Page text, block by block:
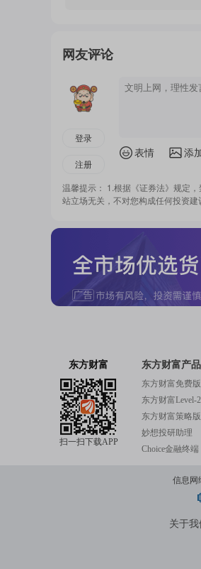
苹果小幅上涨0.35%，
近200美元/股的整数关口。
根据周三提交的监管文
亚马逊每次动用信贷额度
的基础上，上浮0.625至
网友评论
登录
注册
表情 添
温馨提示： 1.根据《证券法》规定
站立场无关，不对您构成任何投资
东方财富
扫一扫下载APP
东方财富产品
东方财富免费版
东方财富Level-2
东方财富策略版
妙想投研助理
Choice金融终端
信息网
关于我